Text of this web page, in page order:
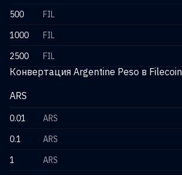
500
FIL
1000
FIL
2500
FIL
Конвертация Argentine Peso в Filecoin
ARS
0.01 ARS
0.1
ARS
1
ARS